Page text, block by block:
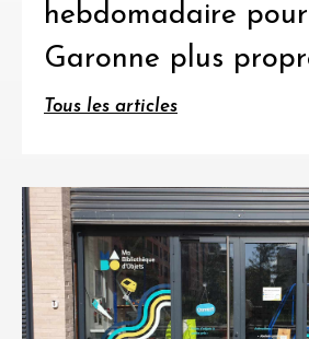
hebdomadaire
Garonne plus
Tous les articles